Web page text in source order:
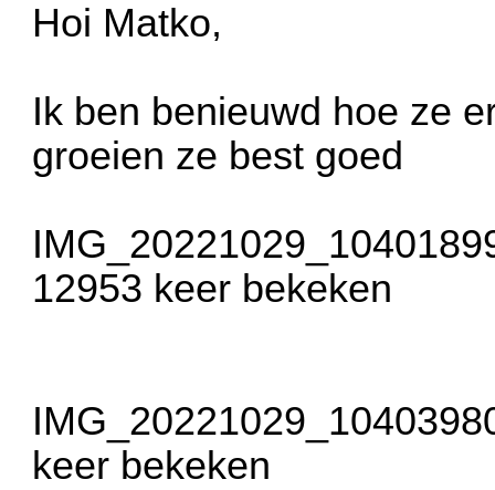
Hoi Matko,
Ik ben benieuwd hoe ze
groeien ze best goed
12953 keer bekeken
keer bekeken